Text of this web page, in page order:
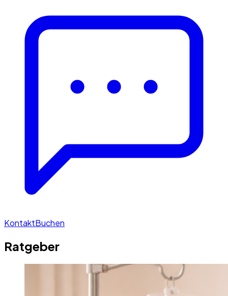
KontaktBuchen
Ratgeber